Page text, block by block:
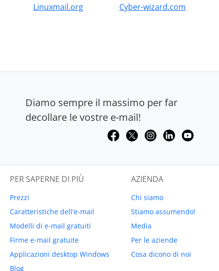
Linuxmail.org
Cyber-wizard.com
Diamo sempre il massimo per far
decollare le vostre e-mail!
PER SAPERNE DI PIÙ
Prezzi
Caratteristiche dell'e-mail
Modelli di e-mail gratuiti
Firme e-mail gratuite
Applicazioni desktop Windows
Blog
AZIENDA
Chi siamo
Stiamo assumendo!
Media
Per le aziende
Cosa dicono di noi